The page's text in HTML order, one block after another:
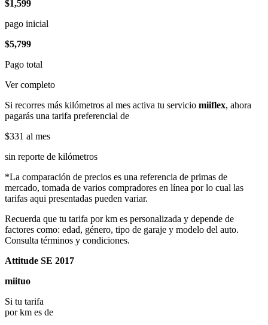
$1,599
pago inicial
$5,799
Pago total
Ver completo
Si recorres más kilómetros al mes activa tu servicio miiflex, ahora
pagarás una tarifa preferencial de
$331 al mes
sin reporte de kilómetros
*La comparación de precios es una referencia de primas de
mercado, tomada de varios compradores en línea por lo cual las
tarifas aqui presentadas pueden variar.
Recuerda que tu tarifa por km es personalizada y depende de
factores como: edad, género, tipo de garaje y modelo del auto.
Consulta términos y condiciones.
Attitude SE 2017
miituo
Si tu tarifa
por km es de